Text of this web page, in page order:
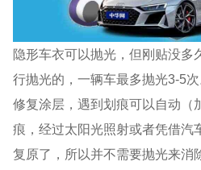
隐形车衣可以抛光，但刚贴没多
行抛光的，一辆车最多抛光3-5
修复涂层，遇到划痕可以自动（
痕，经过太阳光照射或者凭借汽
复原了，所以并不需要抛光来消